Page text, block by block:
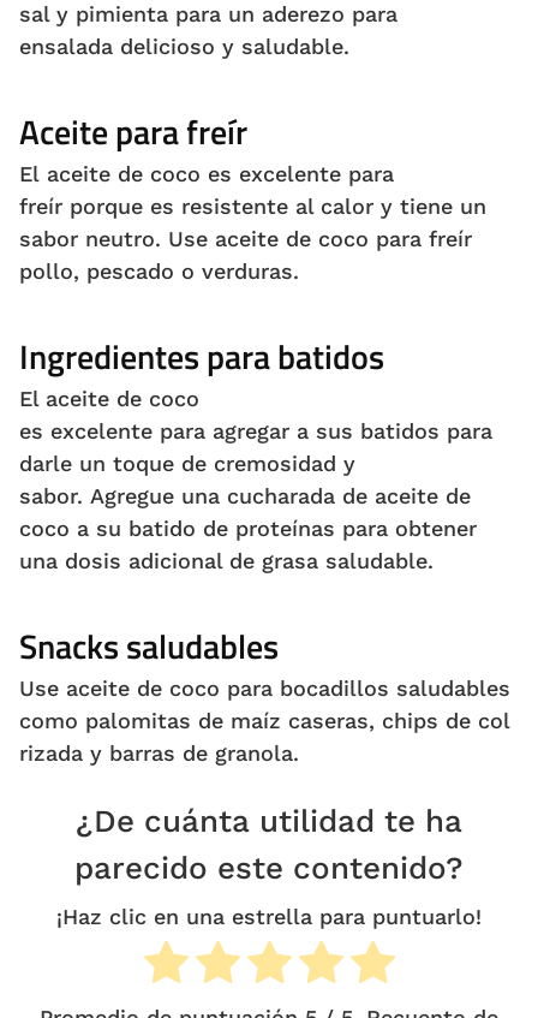
sal y pimienta para un aderezo para
ensalada delicioso y saludable.
Aceite para freír
El aceite de coco es excelente para
freír porque es resistente al calor y tiene un
sabor neutro. Use aceite de coco para freír
pollo, pescado o verduras.
Ingredientes para batidos
El aceite de coco
es excelente para agregar a sus batidos para
darle un toque de cremosidad y
sabor. Agregue una cucharada de aceite de
coco a su batido de proteínas para obtener
una dosis adicional de grasa saludable.
Snacks saludables
Use aceite de coco para bocadillos saludables
como palomitas de maíz caseras, chips de col
rizada y barras de granola.
¿De cuánta utilidad te ha
parecido este contenido?
¡Haz clic en una estrella para puntuarlo!